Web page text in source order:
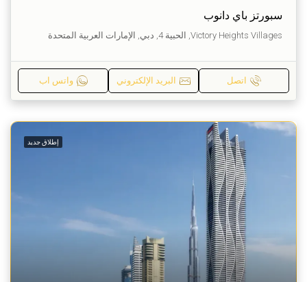
سبورتز باي دانوب
Victory Heights Villages, الحبية 4, دبي, الإمارات العربية المتحدة
اتصل البريد الإلكتروني واتس اب
إطلاق جديد